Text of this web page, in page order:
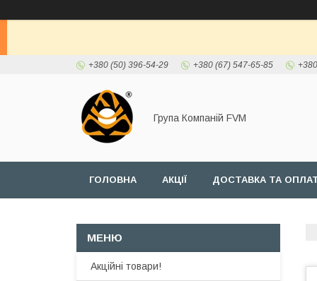
+380 (50) 396-54-29 +380 (67) 547-65-85
Група Компаній FVM
ГОЛОВНА АКЦІЇ ДОСТАВКА ТА
Акційні товари!